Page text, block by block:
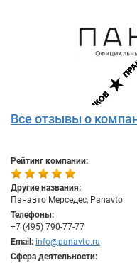
Все отзывы о
Рейтинг компании:
Другие названия:
Панавто Мерседес, Panavto
Телефоны:
+7 (495) 790-77-77
Email: info@panavto.ru
Сфера деятельности: